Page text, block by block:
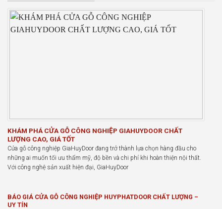
KHÁM PHÁ CỬA GỖ CÔNG NGHIỆP GIAHUYDOOR CHẤT
LƯỢNG CAO, GIÁ TỐT
Cửa gỗ công nghiệp GiaHuyDoor đang trở thành lựa chọn hàng đầu cho
những ai muốn tối ưu thẩm mỹ, độ bền và chi phí khi hoàn thiện nội thất.
Với công nghệ sản xuất hiện đại, GiaHuyDoor
BÁO GIÁ CỬA GỖ CÔNG NGHIỆP HUYPHATDOOR CHẤT LƯỢNG –
UY TÍN